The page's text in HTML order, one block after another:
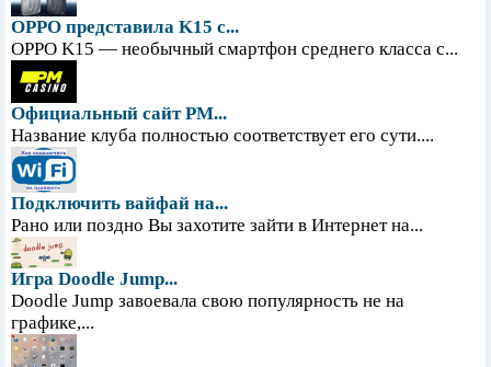
OPPO представила K15 с...
OPPO K15 — необычный смартфон среднего класса с...
Официальный сайт PM...
Название клуба полностью соответствует его сути....
Подключить вайфай на...
Рано или поздно Вы захотите зайти в Интернет на...
Игра Doodle Jump...
Doodle Jump завоевала свою популярность не на
графике,...